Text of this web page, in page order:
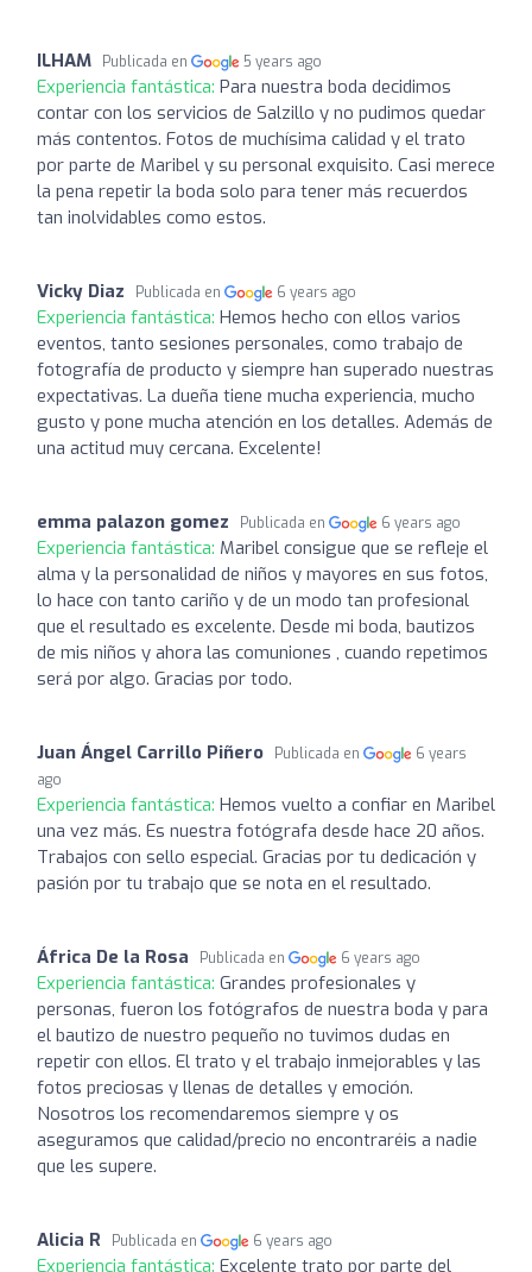
ILHAM Publicada en 5 years ago
Experiencia fantástica: Para nuestra boda decidimos
contar con los servicios de Salzillo y no pudimos quedar
más contentos. Fotos de muchísima calidad y el trato
por parte de Maribel y su personal exquisito. Casi merece
la pena repetir la boda solo para tener más recuerdos
tan inolvidables como estos.
Vicky Diaz Publicada en 6 years ago
Experiencia fantástica: Hemos hecho con ellos varios
eventos, tanto sesiones personales, como trabajo de
fotografía de producto y siempre han superado nuestras
expectativas. La dueña tiene mucha experiencia, mucho
gusto y pone mucha atención en los detalles. Además de
una actitud muy cercana. Excelente!
emma palazon gomez Publicada en 6 years ago
Experiencia fantástica: Maribel consigue que se refleje el
alma y la personalidad de niños y mayores en sus fotos,
lo hace con tanto cariño y de un modo tan profesional
que el resultado es excelente. Desde mi boda, bautizos
de mis niños y ahora las comuniones , cuando repetimos
será por algo. Gracias por todo.
Juan Ángel Carrillo Piñero Publicada en
6 years
ago
Experiencia fantástica: Hemos vuelto a confiar en Maribel
una vez más. Es nuestra fotógrafa desde hace 20 años.
Trabajos con sello especial. Gracias por tu dedicación y
pasión por tu trabajo que se nota en el resultado.
África De la Rosa Publicada en 6 years ago
Experiencia fantástica: Grandes profesionales y
personas, fueron los fotógrafos de nuestra boda y para
el bautizo de nuestro pequeño no tuvimos dudas en
repetir con ellos. El trato y el trabajo inmejorables y las
fotos preciosas y llenas de detalles y emoción.
Nosotros los recomendaremos siempre y os
aseguramos que calidad/precio no encontraréis a nadie
que les supere.
Alicia R Publicada en 6 years ago
Experiencia fantástica: Excelente trato por parte del